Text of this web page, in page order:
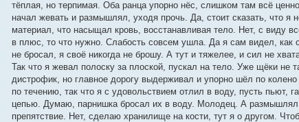
тёплая, но терпимая. Оба ранца упорно нёс, слишком там всё
начал жевать и размышлял, уходя прочь. Да, стоит сказать, что я
материал, что насыщал кровь, восстанавливая тело. Нет, с виду
в плюс, то что нужно. Слабость совсем ушла. Да я сам видел,
не бросал, я своё никогда не брошу. А тут и тяжелее, и сил не
Так что я жевал полоску за плоской, пускал на тело. Уже щёки
дистрофик, но главное дорогу выдерживал и упорно шёл по
по течению, так что я с удовольствием отлил в воду, пусть пьют,
цепью. Думаю, парнишка бросал их в воду. Молодец. А
препятствие. Нет, сделаю хранилище на кости, тут я о другом.